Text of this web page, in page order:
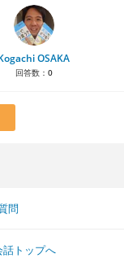
OSAKA
回答数： 0
問
トップへ